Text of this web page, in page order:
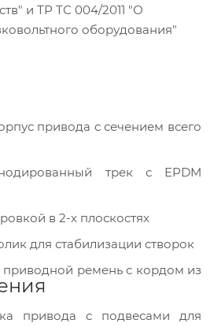
и ТР ТС 004/2011 "О
оборудования"
привода с сечением всего
в 2-х плоскостях
для стабилизации створок